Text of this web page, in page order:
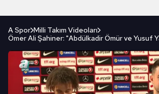
A Spor Milli Takım Videoları